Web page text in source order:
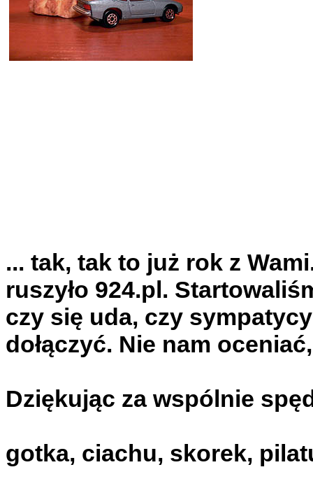
... tak, tak to już rok z
ruszyło 924.pl.
czy się uda, czy
dołączyć. Nie nam
Dziękując za wspólnie
gotka, ciachu, skorek,